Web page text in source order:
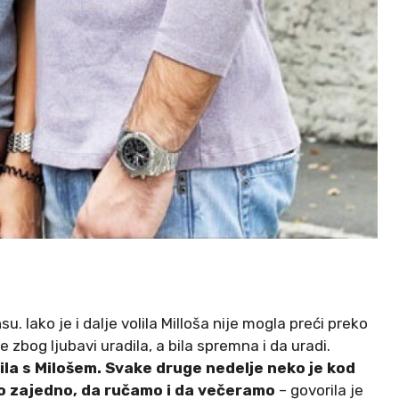
Iako je i dalje volila Milloša nije mogla preći preko
ljubavi uradila, a bila spremna i da uradi.
s Milošem. Svake druge nedelje neko je kod
zajedno, da ručamo i da večeramo – govorila je